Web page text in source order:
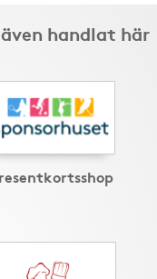
handlat här